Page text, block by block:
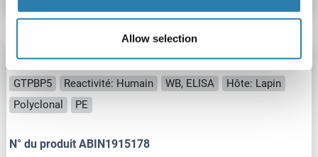
Allow selection
GTPBP5 anticorps (AA 78-104) (PE)
GTPBP5 Reactivité: Humain WB, ELISA
Hôte: Lapin
Polyclonal
PE
N° du produit ABIN1915178